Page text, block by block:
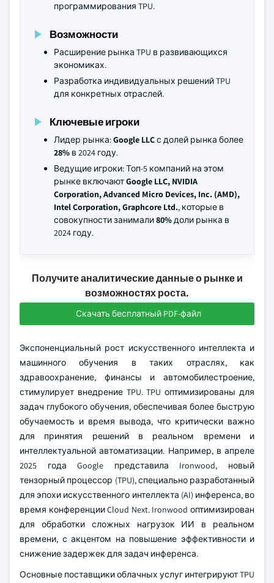
программирования TPU.
Возможности
Расширение рынка TPU в развивающихся
экономиках.
Разработка индивидуальных решений TPU
для конкретных отраслей.
Ключевые игроки
Лидер рынка:Google LLCс долей рынка более
28% в 2024 году.
Ведущие игроки: Топ-5 компаний на этом
рынке включаютGoogle LLC, NVIDIA
Corporation, Advanced Micro Devices, Inc. (AMD),
Intel Corporation, Graphcore Ltd., которые в
совокупности занимали80%доли рынка в
2024 году.
Получите аналитические данные о рынке и
возможностях роста.
Скачать бесплатный PDF-файл
Экспоненциальный рост искусственного интеллекта и
машинного обучения в таких отраслях, как
здравоохранение, финансы и автомобилестроение,
стимулирует внедрение TPU. TPU оптимизированы для
задач глубокого обучения, обеспечивая более быструю
обучаемость и время вывода, что критически важно
для принятия решений в реальном времени и
интеллектуальной автоматизации. Например, в апреле
2025 года Google представила Ironwood, новый
тензорный процессор (TPU), специально разработанный
для эпохи искусственного интеллекта (AI) инференса, во
время конференции Cloud Next. Ironwood оптимизирован
для обработки сложных нагрузок ИИ в реальном
времени, с акцентом на повышение эффективности и
снижение задержек для задач инференса.
Основные поставщики облачных услуг интегрируют TPU